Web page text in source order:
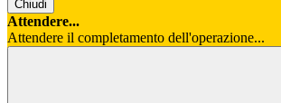
Chiudi
Attendere...
Attendere il completamento dell'operazione...